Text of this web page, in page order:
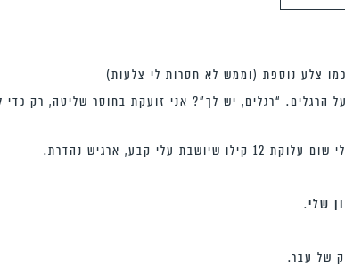
צלע נוספת (וממש לא חסרות לי צלעות)
הרגלים. “רגלים, יש לך”? אני זועקת בחוסר שליטה, רק כדי
ארגיש נהדרת.
שלי.
של עבר.